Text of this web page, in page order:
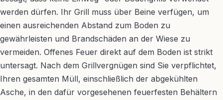
werden dürfen. Ihr Grill muss über Beine verfügen, um
einen ausreichenden Abstand zum Boden zu
gewährleisten und Brandschäden an der Wiese zu
vermeiden. Offenes Feuer direkt auf dem Boden ist strikt
untersagt. Nach dem Grillvergnügen sind Sie verpflichtet,
Ihren gesamten Müll, einschließlich der abgekühlten
Asche, in den dafür vorgesehenen feuerfesten Behältern